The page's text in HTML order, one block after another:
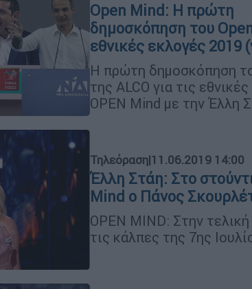
Open Mind: Η πρώτη
δημοσκόπηση του Open
εθνικές εκλογές 2019
Η πρώτη δημοσκόπηση
της ALCO για τις
OPEN Mind με την Έλλη
Τηλεόραση|11.06.2019 14:00
Έλλη Στάη: Στο
Mind ο Πάνος
ΟPEN MIND: Στην τελική
τις κάλπες της 7ης